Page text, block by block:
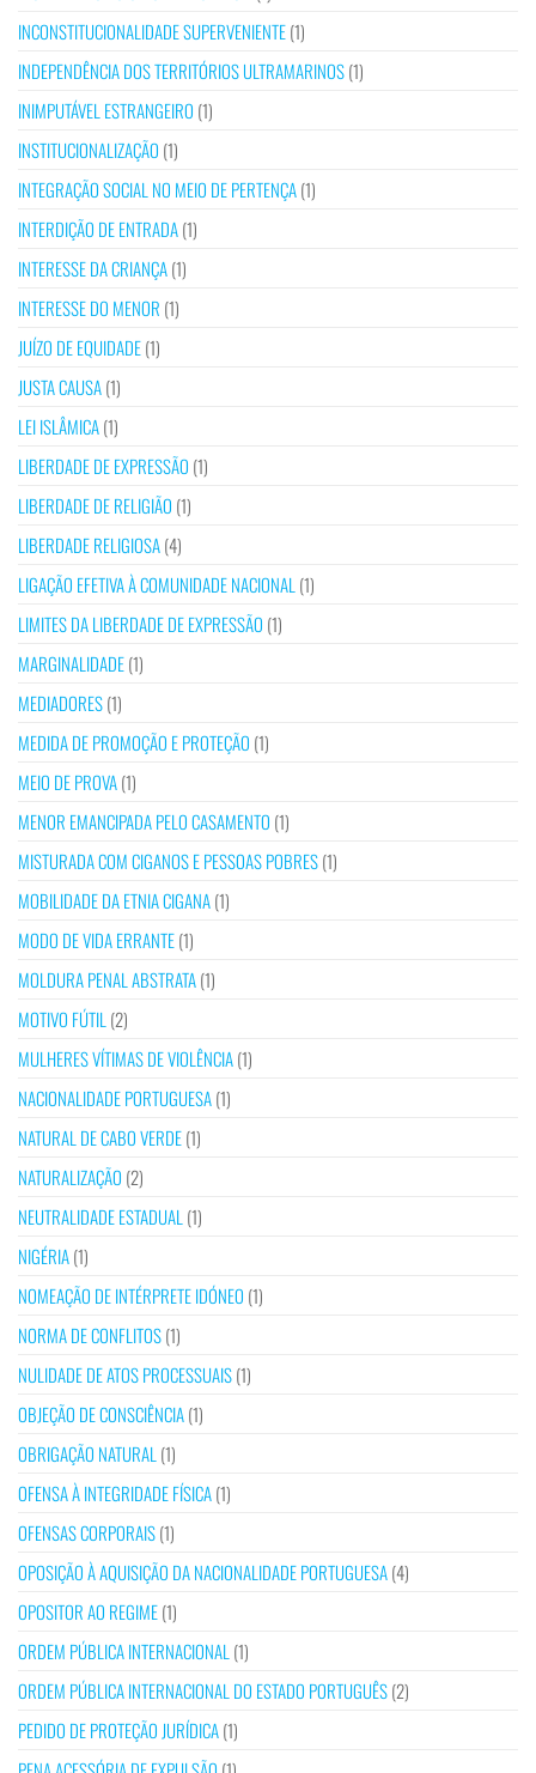
INCONSTITUCIONALIDADE SUPERVENIENTE(1)
INDEPENDÊNCIA DOS TERRITÓRIOS ULTRAMARINOS(1)
INIMPUTÁVEL ESTRANGEIRO (1)
INSTITUCIONALIZAÇÃO (1)
INTEGRAÇÃO SOCIAL NO MEIO DE PERTENÇA(1)
INTERDIÇÃO DE ENTRADA(1)
INTERESSE DA CRIANÇA(1)
INTERESSE DO MENOR (1)
JUÍZO DE EQUIDADE(1)
JUSTA CAUSA(1)
LEI ISLÂMICA(1)
LIBERDADE DE EXPRESSÃO (1)
LIBERDADE DE RELIGIÃO (1)
LIBERDADE RELIGIOSA(4)
LIGAÇÃO EFETIVA À COMUNIDADE NACIONAL (1)
LIMITES DA LIBERDADE DE EXPRESSÃO (1)
MARGINALIDADE(1)
MEDIADORES(1)
MEDIDA DE PROMOÇÃO E PROTEÇÃO (1)
MEIO DE PROVA(1)
MENOR EMANCIPADA PELO CASAMENTO (1)
MISTURADA COM CIGANOS E PESSOAS POBRES(1)
MOBILIDADE DA ETNIA CIGANA(1)
MODO DE VIDA ERRANTE(1)
MOLDURA PENAL ABSTRATA(1)
MOTIVO FÚTIL (2)
MULHERES VÍTIMAS DE VIOLÊNCIA(1)
NACIONALIDADE PORTUGUESA(1)
NATURAL DE CABO VERDE(1)
NATURALIZAÇÃO (2)
NEUTRALIDADE ESTADUAL (1)
NIGÉRIA(1)
NOMEAÇÃO DE INTÉRPRETE IDÓNEO (1)
NORMA DE CONFLITOS(1)
NULIDADE DE ATOS PROCESSUAIS(1)
OBJEÇÃO DE CONSCIÊNCIA(1)
OBRIGAÇÃO NATURAL (1)
OFENSA À INTEGRIDADE FÍSICA(1)
OFENSAS CORPORAIS(1)
OPOSIÇÃO À AQUISIÇÃO DA NACIONALIDADE PORTUGUESA(4)
OPOSITOR AO REGIME(1)
ORDEM PÚBLICA INTERNACIONAL (1)
ORDEM PÚBLICA INTERNACIONAL DO ESTADO PORTUGUÊS(2)
PEDIDO DE PROTEÇÃO JURÍDICA(1)